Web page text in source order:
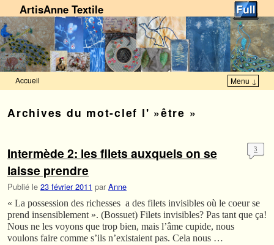
ArtisAnne Textile
Accueil Menu ↓
Archives du mot-clef l' »être »
Intermède 2: les filets auxquels on se
laisse prendre
Publié le 23 février 2011 par Anne
3
« La possession des richesses a des filets invisibles où le coeur se
prend insensiblement ». (Bossuet) Filets invisibles? Pas tant que ça!
Nous ne les voyons que trop bien, mais l’âme cupide, nous
voulons faire comme s’ils n’existaient pas. Cela nous …